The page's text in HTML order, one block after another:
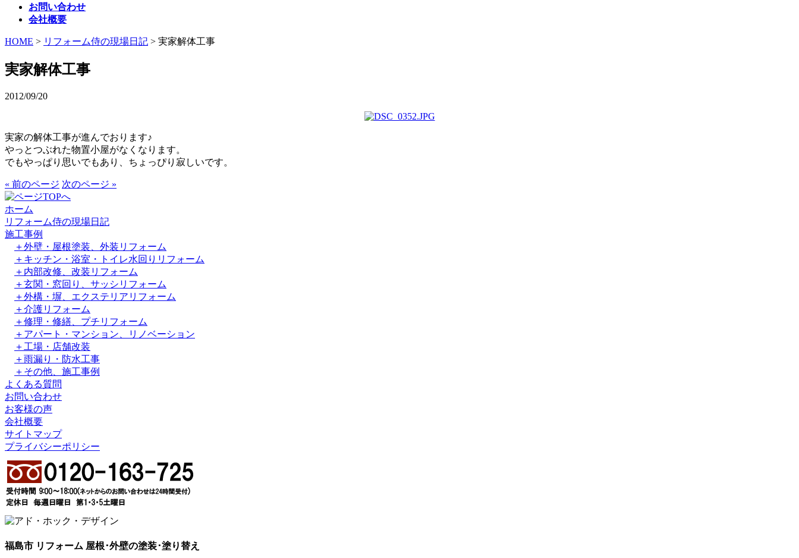
お問い合わせ
会社概要
HOME > リフォーム侍の現場日記 > 実家解体工事
実家解体工事
2012/09/20
実家の解体工事が進んでおります♪
やっとつぶれた物置小屋がなくなります。
でもやっぱり思いでもあり、ちょっぴり寂しいです。
« 前のページ 次のページ »
ホーム
リフォーム侍の現場日記
施工事例
＋外壁・屋根塗装、外装リフォーム
＋キッチン・浴室・トイレ水回りリフォーム
＋内部改修、改装リフォーム
＋玄関・窓回り、サッシリフォーム
＋外構・塀、エクステリアリフォーム
＋介護リフォーム
＋修理・修繕、プチリフォーム
＋アパート・マンション、リノベーション
＋工場・店舗改装
＋雨漏り・防水工事
＋その他、施工事例
よくある質問
お問い合わせ
お客様の声
会社概要
サイトマップ
プライバシーポリシー
福島市 リフォーム 屋根･外壁の塗装･塗り替え